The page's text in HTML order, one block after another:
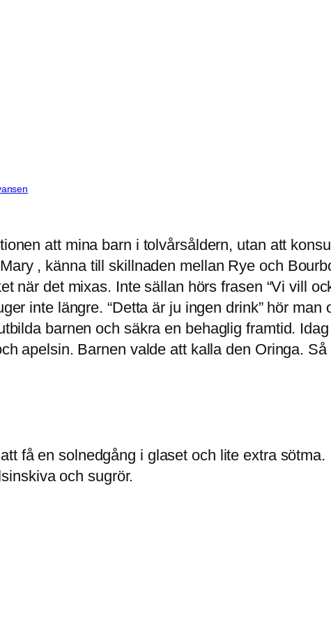
att mina barn i tolvårsåldern, utan att
, känna till skillnaden mellan Rye och
när det mixas. Inte sällan hörs frasen “Vi vill
inte längre. “Detta är ju ingen drink” hör
barnen och säkra en behaglig framtid.
apelsin. Barnen valde att kalla den Oringa.
få en solnedgång i glaset och lite extra sötma.
och sugrör.